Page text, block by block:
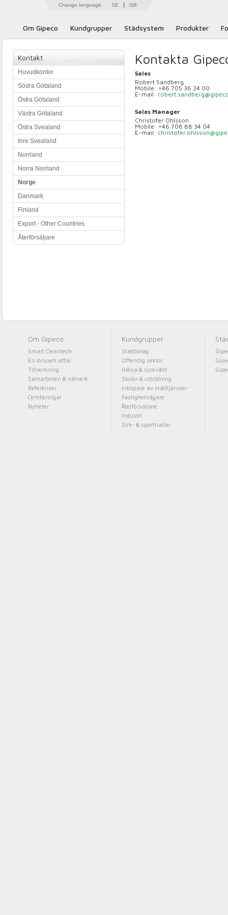
Change language SE GB
Om Gipeco Kundgrupper Städsystem Produkter
Kontakt
Huvudkontor
Södra Götaland
Östra Götaland
Västra Götaland
Östra Svealand
Inre Svealand
Norrland
Norra Norrland
Norge
Danmark
Finland
Export - Other Countries
Återförsäljare
Kontakta
Sales
Robert Sandberg
Mobile: +46 705 36 24 00
E-mail:
Sales Manager
Christofer Ohlsson
Mobile: +46 708 88 34 04
E-mail:
Om Gipeco
Smart Cleantech
En lönsam affär
Tillverkning
Samarbeten & nätverk
Referenser
Certifieringar
Nyheter
Kundgrupper
Städbolag
Offentlig sektor
Hälsa & sjukvård
Skolor & utbildning
Inköpare av städtjänster
Fastighetsägare
Återförsäljare
Industri
Sim- & sporthallar